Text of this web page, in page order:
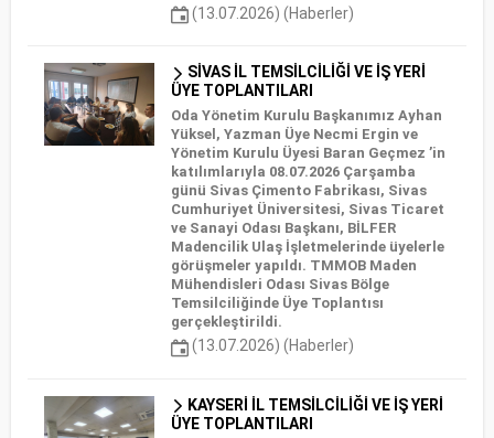
(13.07.2026) (Haberler)
SİVAS İL TEMSİLCİLİĞİ VE İŞ YERİ
ÜYE TOPLANTILARI
Oda Yönetim Kurulu Başkanımız Ayhan
Yüksel, Yazman Üye Necmi Ergin ve
Yönetim Kurulu Üyesi Baran Geçmez ’in
katılımlarıyla 08.07.2026 Çarşamba
günü Sivas Çimento Fabrikası, Sivas
Cumhuriyet Üniversitesi, Sivas Ticaret
ve Sanayi Odası Başkanı, BİLFER
Madencilik Ulaş İşletmelerinde üyelerle
görüşmeler yapıldı. TMMOB Maden
Mühendisleri Odası Sivas Bölge
Temsilciliğinde Üye Toplantısı
gerçekleştirildi.
(13.07.2026) (Haberler)
KAYSERİ İL TEMSİLCİLİĞİ VE İŞ YERİ
ÜYE TOPLANTILARI